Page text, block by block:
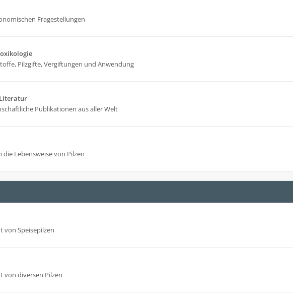
Fragestellungen
Pilzgifte, Vergiftungen und Anwendung
Publikationen aus aller Welt
Lebensweise von Pilzen
von Speisepilzen
von diversen Pilzen